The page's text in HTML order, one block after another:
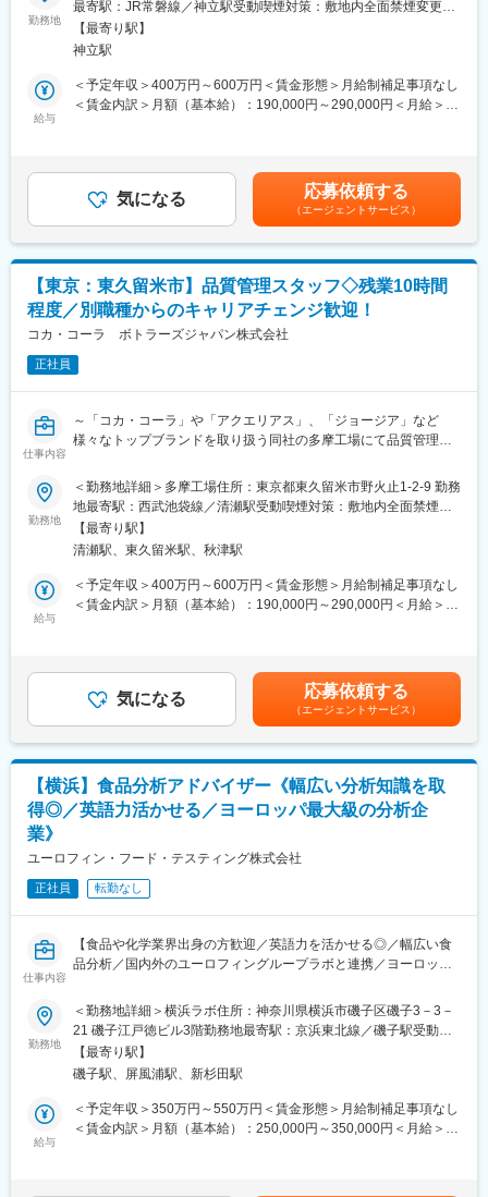
国内最大のコカ･コーラボトラーであるとともに、世界に250以上
あるコカ･コーラボトラーの中でも、売上高でアジア最大、世界で
も有数の規模を誇ります。60年以上のボトラービジネスを通じて
し、事業活動を行っています。
■職務内容：当社の品質管理スタッフとして、コカ・コーラ製品の
品質管理および工程状態の確認をお任せ致します。
【具体的な業務内容】
◇FSMSおよびQMS要求事項 並びに顧客の要求を満たす工場の品
質システムの維持／管理
◇FSSC22000の推進とISO9001の推進活動
■キャリアステップ：キャリアプランに沿って、キャリアとスキル
をみて毎年評価しております。管理職はスーパーバイザーもしく
■就業環境：残業時間は10時間程度／月となっております。3交代
制（夜勤有）、交代勤務の手当て・深夜割増手当を支給しており
やすい環境です。夜勤は月5～10日ですが、シフトなので、毎月
10日ということはなく、毎月交代となります。シフトが変わる前
きます。
35県を営業地域として、コカ･コーラ社製品を製造・販売するボト
ラーです。日本のコカ･コーラシステムの約9割の販売量を担う、
国内最大のコカ･コーラボトラーであるとともに、世界に250以上
あるコカ･コーラボトラーの中でも、売上高でアジア最大、世界で
各地域で培ってきた「地域密着」と「顧客起点」を経営の原理と
し、事業活動を行っています。
勤務地
最寄駅：JR常磐線／神立駅受動喫煙対策：敷地内全面禁煙変更の
範囲：会社の定める事業所
【最寄り駅】
神立駅
給与
＜予定年収＞400万円～600万円＜賃金形態＞月給制補足事項なし
＜賃金内訳＞月額（基本給）：190,000円～290,000円＜月給＞
月、翌3月）賃金はあくまでも目安の金額であり、選考を通じて上
下する可能性があります。月給(月額)は固定手当を含めた表記で
気になる 応募依頼する
（エージェントサービス）
【東京：東久留米市】品質管理スタッフ◇残業10時間
程度／別職種からのキャリアチェンジ歓迎！
コカ・コーラ ボトラーズジャパン株式会社
正社員
仕事内容
～「コカ・コーラ」や「アクエリアス」、「ジョージア」など
様々なトップブランドを取り扱う同社の多摩工場にて品質管理ス
■職務内容：当社の品質管理スタッフとして、コカ・コーラ製品の
品質管理および工程状態の確認をお任せ致します。
【具体的な業務内容】
◇FSMSおよびQMS要求事項 並びに顧客の要求を満たす工場の品
質システムの維持／管理
◇FSSC22000の推進とISO9001の推進活動
◇原材料，製品が水準や仕様に合致しているか、原材料や工程内
■キャリアステップ：キャリアプランに沿って、キャリアとスキル
をみて毎年評価しております。管理職はスーパーバイザーもしく
はラインマネージャー→課長→工場長といった役職があります。
■就業環境：残業時間は10時間程度／月となっております。3交代
制（夜勤有）、交代勤務の手当て・深夜割増手当を支給しており
やすい環境です。夜勤は月5～10日ですが、シフトなので、毎月
には休みを設けているため、体調管理もしっかり整えることがで
■同社について：同社は東は宮城県から西は鹿児島県まで1都2府
35県を営業地域として、コカ･コーラ社製品を製造・販売するボト
国内最大のコカ･コーラボトラーであるとともに、世界に250以上
あるコカ･コーラボトラーの中でも、売上高でアジア最大、世界で
も有数の規模を誇ります。60年以上のボトラービジネスを通じて
各地域で培ってきた「地域密着」と「顧客起点」を経営の原理と
変更の範囲：会社の定める業務
勤務地
＜勤務地詳細＞多摩工場住所：東京都東久留米市野火止1-2-9 勤務
地最寄駅：西武池袋線／清瀬駅受動喫煙対策：敷地内全面禁煙変
更の範囲：会社の定める事業所
【最寄り駅】
清瀬駅、東久留米駅、秋津駅
給与
＜予定年収＞400万円～600万円＜賃金形態＞月給制補足事項なし
＜賃金内訳＞月額（基本給）：190,000円～290,000円＜月給＞
月、翌3月）賃金はあくまでも目安の金額であり、選考を通じて上
下する可能性があります。月給(月額)は固定手当を含めた表記で
気になる 応募依頼する
（エージェントサービス）
【横浜】食品分析アドバイザー《幅広い分析知識を取
得◎／英語力活かせる／ヨーロッパ最大級の分析企
業》
ユーロフィン・フード・テスティング株式会社
正社員 転勤なし
仕事内容
【食品や化学業界出身の方歓迎／英語力を活かせる◎／幅広い食
品分析／国内外のユーロフィングループラボと連携／ヨーロッパ
【はじめに】
今回は、食品分析サービスの技術アドバイザーを募集します。顧
客の要望に合わせた最適な分析方法の提案から報告書作成までを
担当いただきます。
【業務内容】
顧客との窓口担当として、知見を活かしながらPJの管理をいただ
勤務地
＜勤務地詳細＞横浜ラボ住所：神奈川県横浜市磯子区磯子3－3－
21 磯子江戸徳ビル3階勤務地最寄駅：京浜東北線／磯子駅受動喫
煙対策：屋内全面禁煙
【最寄り駅】
磯子駅、屏風浦駅、新杉田駅
給与
＜予定年収＞350万円～550万円＜賃金形態＞月給制補足事項なし
＜賃金内訳＞月額（基本給）：250,000円～350,000円＜月給＞